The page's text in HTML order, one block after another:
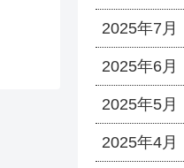
2025年7月
2025年6月
2025年5月
2025年4月